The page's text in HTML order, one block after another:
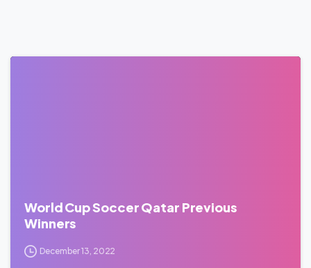
World Cup Soccer Qatar Previous
Winners
December 13, 2022